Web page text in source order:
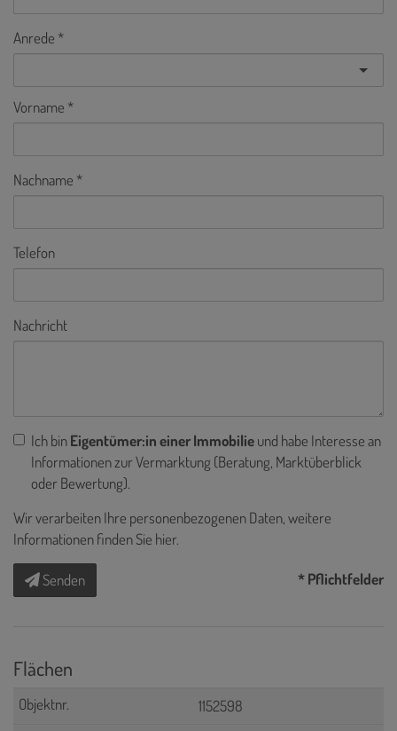
Anrede
Vorname
Nachname
Telefon
Nachricht
Ich binEigentümer:in einer Immobilieund habe Interesse an
Informationen zur Vermarktung (Beratung, Marktüberblick
oder Bewertung).
Wir verarbeiten Ihre personenbezogenen Daten, weitere
Informationen finden Sie hier.
Senden * Pflichtfelder
Flächen
1152598